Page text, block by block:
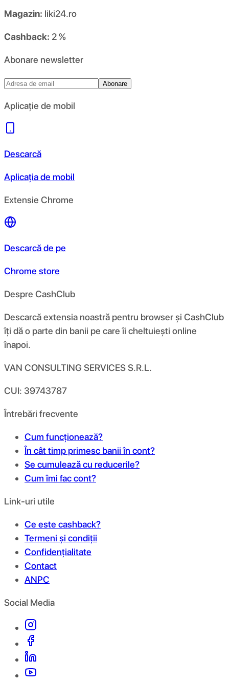
Magazin: liki24.ro
Cashback: 2 %
Abonare newsletter
Abonare
Aplicație de mobil
Descarcă
Aplicația de mobil
Extensie Chrome
Descarcă de pe
Chrome store
Despre CashClub
Descarcă extensia noastră pentru browser și CashClub
îți dă o parte din banii pe care îi cheltuiești online
înapoi.
VAN CONSULTING SERVICES S.R.L.
CUI: 39743787
Întrebări frecvente
Cum funcționează?
În cât timp primesc banii în cont?
Se cumulează cu reducerile?
Cum îmi fac cont?
Link-uri utile
Ce este cashback?
Termeni și condiții
Confidențialitate
Contact
ANPC
Social Media